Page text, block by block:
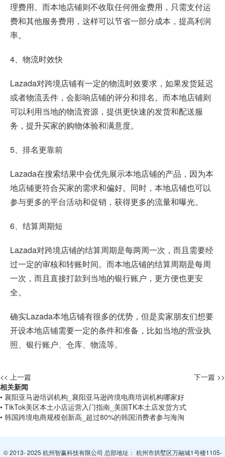
理费用。而本地店铺则不收取任何佣金费用，只需支付运
费和其他服务费用，这样可以节省一部分成本，提高利润
率。
4、物流时效快
Lazada对跨境店铺有一定的物流时效要求，如果发货延迟
或者物流丢件，会影响店铺的评分和排名。而本地店铺则
可以利用当地的物流资源，提供更快速的发货和配送服
务，提升买家的购物体验和满意度。
5、排名更靠前
Lazada在搜索结果中会优先展示本地店铺的产品，因为本
地店铺更符合买家的需求和偏好。同时，本地店铺也可以
参与更多的平台活动和促销，获得更多的流量和曝光。
6、结算周期短
Lazada对跨境店铺的结算周期是每两周一次，而且需要经
过一定的审核和转账时间。而本地店铺的结算周期是每周
一次，而且直接打款到当地的银行账户，更方便也更安
全。
确实Lazada本地店铺有很多的优势，但是卖家朋友们想要
开设本地店铺需要一定的条件和准备，比如当地的营业执
照、银行账户、仓库、物流等。
<< 上一篇
下一篇 >>
相关新闻
• 襄阳亚马逊培训机构_襄阳亚马逊跨境电商培训机构哪家好
• TikTok美区本土小店运营入门指南_美国TK本土店发货方式
• 韩国跨境电商规模创新高_超过80%的韩国消费者参与海淘
© 2013- 2025 杭州智赢科技有限公司 总部地址： 杭州市拱墅区万融城1号楼1105-